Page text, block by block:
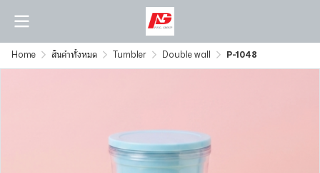
Home สินค้าทั้งหมด Tumbler Double wall P-1048